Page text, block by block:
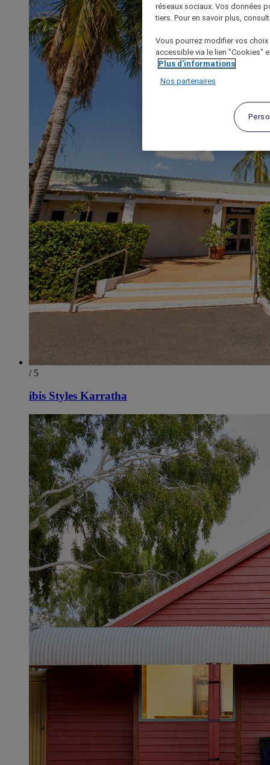
/ 5
ibis Styles Karratha
réseaux sociaux. Vos données
tiers. Pour en savoir plus,
Vous pourrez modifier vos
accessible via le lien "Cookies"
Plus d'informations
Nos partenaires